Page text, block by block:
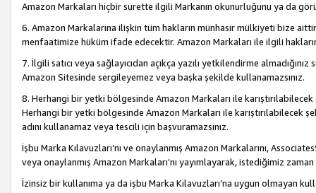
Amazon Markaları hiçbir surette ilgili Markanın okunurluğunu ya da
6. Amazon Markalarına ilişkin tüm hakların münhasır mülkiyeti bize
menfaatimize hüküm ifade edecektir. Amazon Markaları ile ilgili
7. İlgili satıcı veya sağlayıcıdan açıkça yazılı yetkilendirme
Amazon Sitesinde sergileyemez veya başka şekilde kullanamazsınız.
8. Herhangi bir yetki bölgesinde Amazon Markaları ile
Herhangi bir yetki bölgesinde Amazon Markaları ile karıştırılabilecek
adını kullanamaz veya tescili için başvuramazsınız.
İşbu Marka Kılavuzları’nı ve onaylanmış Amazon Markalarını,
veya onaylanmış Amazon Markaları’nı yayımlayarak, istediğimiz
İzinsiz bir kullanıma ya da işbu Marka Kılavuzları’na uygun olmayan